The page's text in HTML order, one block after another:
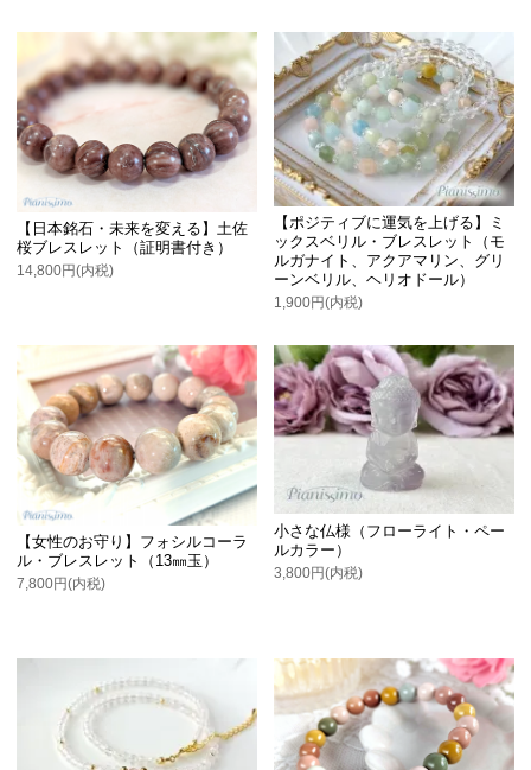
【日本銘石・未来を変える】土佐
桜ブレスレット（証明書付き）
14,800円(内税)
【ポジティブに運気を上げる】ミ
ックスベリル・ブレスレット（モ
ルガナイト、アクアマリン、グリ
ーンベリル、ヘリオドール）
1,900円(内税)
【女性のお守り】フォシルコーラ
ル・ブレスレット（13㎜玉）
7,800円(内税)
小さな仏様（フローライト・ペー
ルカラー）
3,800円(内税)